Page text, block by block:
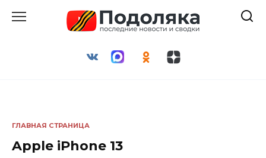
ГЛАВНАЯ СТРАНИЦА
Apple iPhone 13